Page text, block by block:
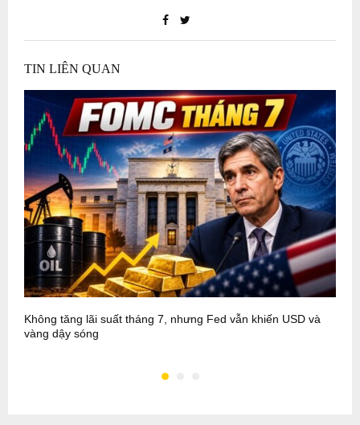
TIN LIÊN QUAN
Không tăng lãi suất tháng 7, nhưng Fed vẫn khiến USD và
vàng dậy sóng